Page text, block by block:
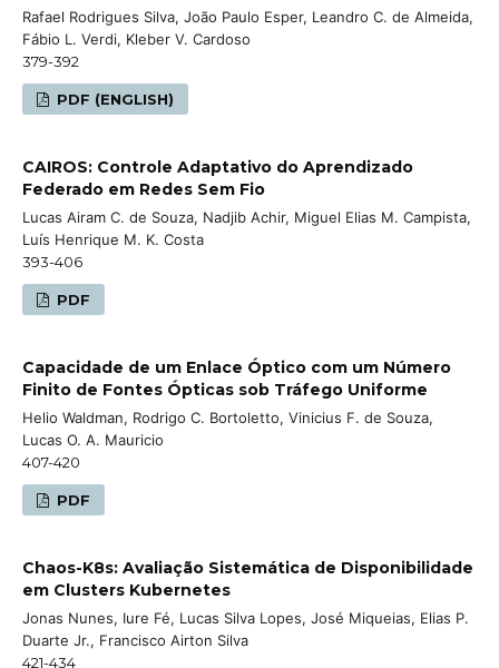
Rafael Rodrigues Silva, João Paulo Esper, Leandro C. de Almeida,
Fábio L. Verdi, Kleber V. Cardoso
379-392
PDF (ENGLISH)
CAIROS: Controle Adaptativo do Aprendizado
Federado em Redes Sem Fio
Lucas Airam C. de Souza, Nadjib Achir, Miguel Elias M. Campista,
Luís Henrique M. K. Costa
393-406
PDF
Capacidade de um Enlace Óptico com um Número
Finito de Fontes Ópticas sob Tráfego Uniforme
Helio Waldman, Rodrigo C. Bortoletto, Vinicius F. de Souza,
Lucas O. A. Mauricio
407-420
PDF
Chaos-K8s: Avaliação Sistemática de Disponibilidade
em Clusters Kubernetes
Jonas Nunes, Iure Fé, Lucas Silva Lopes, José Miqueias, Elias P.
Duarte Jr., Francisco Airton Silva
421-434